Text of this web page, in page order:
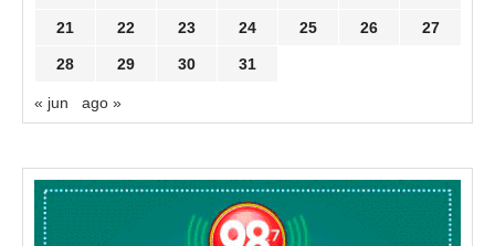
21 22 23 24 25 26 27
28 29 30 31
« jun ago »